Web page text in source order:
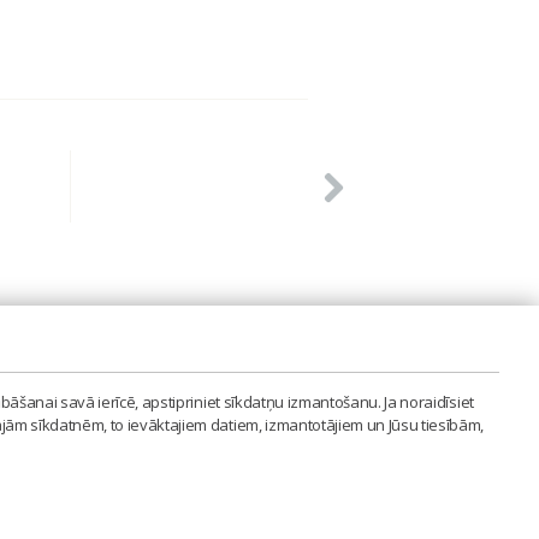
savā ierīcē, apstipriniet sīkdatņu izmantošanu. Ja noraidīsiet
sīkdatnēm, to ievāktajiem datiem, izmantotājiem un Jūsu tiesībām,